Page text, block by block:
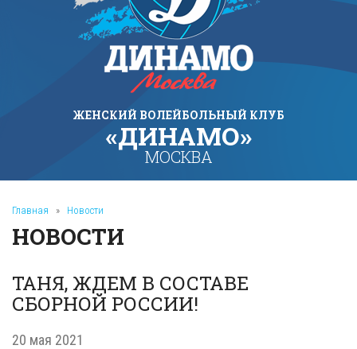
ЖЕНСКИЙ ВОЛЕЙБОЛЬНЫЙ КЛУБ
«ДИНАМО»
МОСКВА
Главная » Новости
НОВОСТИ
ТАНЯ, ЖДЕМ В СОСТАВЕ
СБОРНОЙ РОССИИ!
20 мая 2021